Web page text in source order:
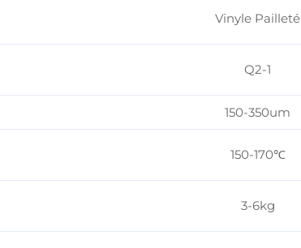
Vinyle Pailleté
Q2-1
150-350um
150-170℃
3-6kg